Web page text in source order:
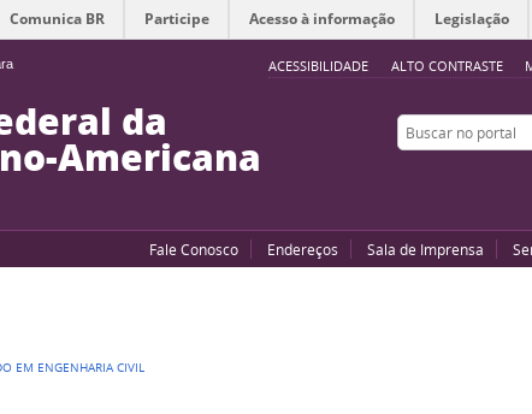
ACESSIBILIDADE ALTO CONTRASTE
Comunica BR Participe Acesso à informação Legislação
da
Americana
Buscar no portal
Fale Conosco Endereços Sala de Imprensa
EM ENGENHARIA CIVIL